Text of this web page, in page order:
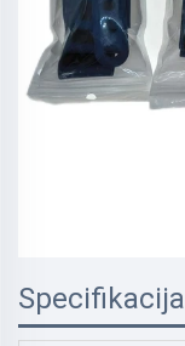
Specifikacija